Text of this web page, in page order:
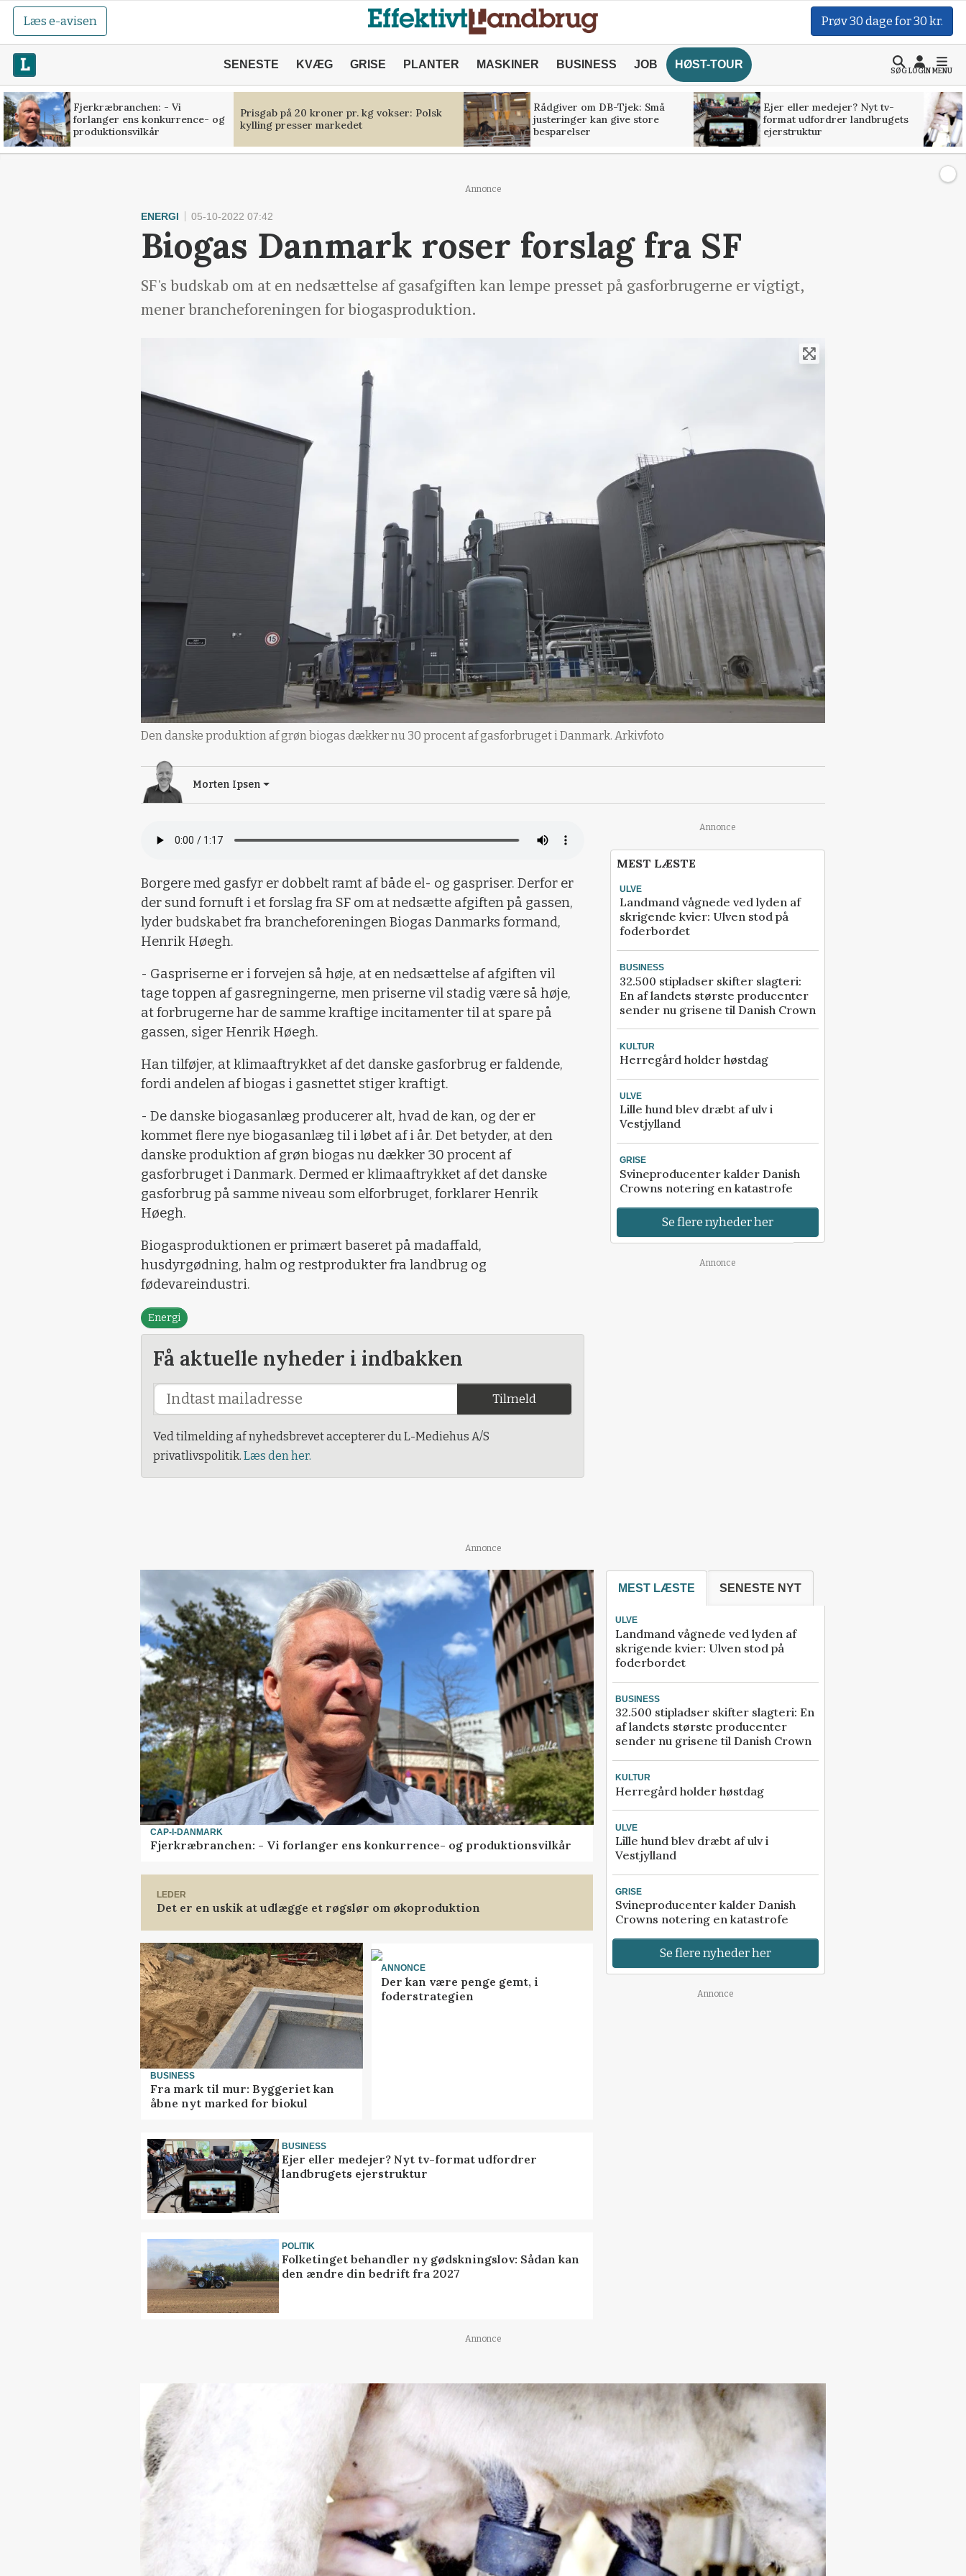
Læs e-avisen Prøv 30 dage for 30 kr.
SENESTE KVÆG GRISE PLANTER MASKINER BUSINESS JOB HØST-TOUR
SØGLOGINMENU
Fjerkræbranchen: - Vi
forlanger ens konkurrence- og
produktionsvilkår
Prisgab på 20 kroner pr. kg vokser: Polsk
kylling presser markedet
Rådgiver om DB-Tjek: Små
justeringer kan give store
besparelser
Ejer eller medejer? Nyt tv-
format udfordrer landbrugets
ejerstruktur
Annonce
ENERGI 05-10-2022 07:42
Biogas Danmark roser forslag fra SF
SF's budskab om at en nedsættelse af gasafgiften kan lempe presset på gasforbrugerne er vigtigt,
mener brancheforeningen for biogasproduktion.
Den danske produktion af grøn biogas dækker nu 30 procent af gasforbruget i Danmark. Arkivfoto
Morten Ipsen
Borgere med gasfyr er dobbelt ramt af både el- og gaspriser. Derfor er
der sund fornuft i et forslag fra SF om at nedsætte afgiften på gassen,
lyder budskabet fra brancheforeningen Biogas Danmarks formand,
Henrik Høegh.
- Gaspriserne er i forvejen så høje, at en nedsættelse af afgiften vil
tage toppen af gasregningerne, men priserne vil stadig være så høje,
at forbrugerne har de samme kraftige incitamenter til at spare på
gassen, siger Henrik Høegh.
Han tilføjer, at klimaaftrykket af det danske gasforbrug er faldende,
fordi andelen af biogas i gasnettet stiger kraftigt.
- De danske biogasanlæg producerer alt, hvad de kan, og der er
kommet flere nye biogasanlæg til i løbet af i år. Det betyder, at den
danske produktion af grøn biogas nu dækker 30 procent af
gasforbruget i Danmark. Dermed er klimaaftrykket af det danske
gasforbrug på samme niveau som elforbruget, forklarer Henrik
Høegh.
Biogasproduktionen er primært baseret på madaffald,
husdyrgødning, halm og restprodukter fra landbrug og
fødevareindustri.
Energi
Få aktuelle nyheder i indbakken
Tilmeld
Ved tilmelding af nyhedsbrevet accepterer du L-Mediehus A/S
privatlivspolitik. Læs den her.
Annonce
MEST LÆSTE
ULVE
Landmand vågnede ved lyden af
skrigende kvier: Ulven stod på
foderbordet
BUSINESS
32.500 stipladser skifter slagteri:
En af landets største producenter
sender nu grisene til Danish Crown
KULTUR
Herregård holder høstdag
ULVE
Lille hund blev dræbt af ulv i
Vestjylland
GRISE
Svineproducenter kalder Danish
Crowns notering en katastrofe
Se flere nyheder her
Annonce
Annonce
CAP-I-DANMARK
Fjerkræbranchen: - Vi forlanger ens konkurrence- og produktionsvilkår
LEDER
Det er en uskik at udlægge et røgslør om økoproduktion
BUSINESS
Fra mark til mur: Byggeriet kan
åbne nyt marked for biokul
ANNONCE
Der kan være penge gemt, i
foderstrategien
BUSINESS
Ejer eller medejer? Nyt tv-format udfordrer
landbrugets ejerstruktur
POLITIK
Folketinget behandler ny gødskningslov: Sådan kan
den ændre din bedrift fra 2027
MEST LÆSTE SENESTE NYT
ULVE
Landmand vågnede ved lyden af
skrigende kvier: Ulven stod på
foderbordet
BUSINESS
32.500 stipladser skifter slagteri: En
af landets største producenter
sender nu grisene til Danish Crown
KULTUR
Herregård holder høstdag
ULVE
Lille hund blev dræbt af ulv i
Vestjylland
GRISE
Svineproducenter kalder Danish
Crowns notering en katastrofe
Se flere nyheder her
Annonce
Annonce